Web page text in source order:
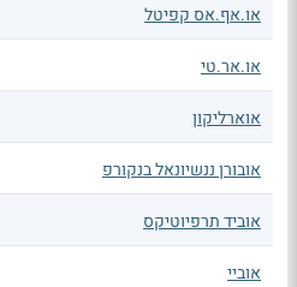
או.אף.אס קפיטל
או.אר.טי
אוארליקון
אובורן ננשיונאל בנקורפ
אוביד תרפיוטיקס
אוביי